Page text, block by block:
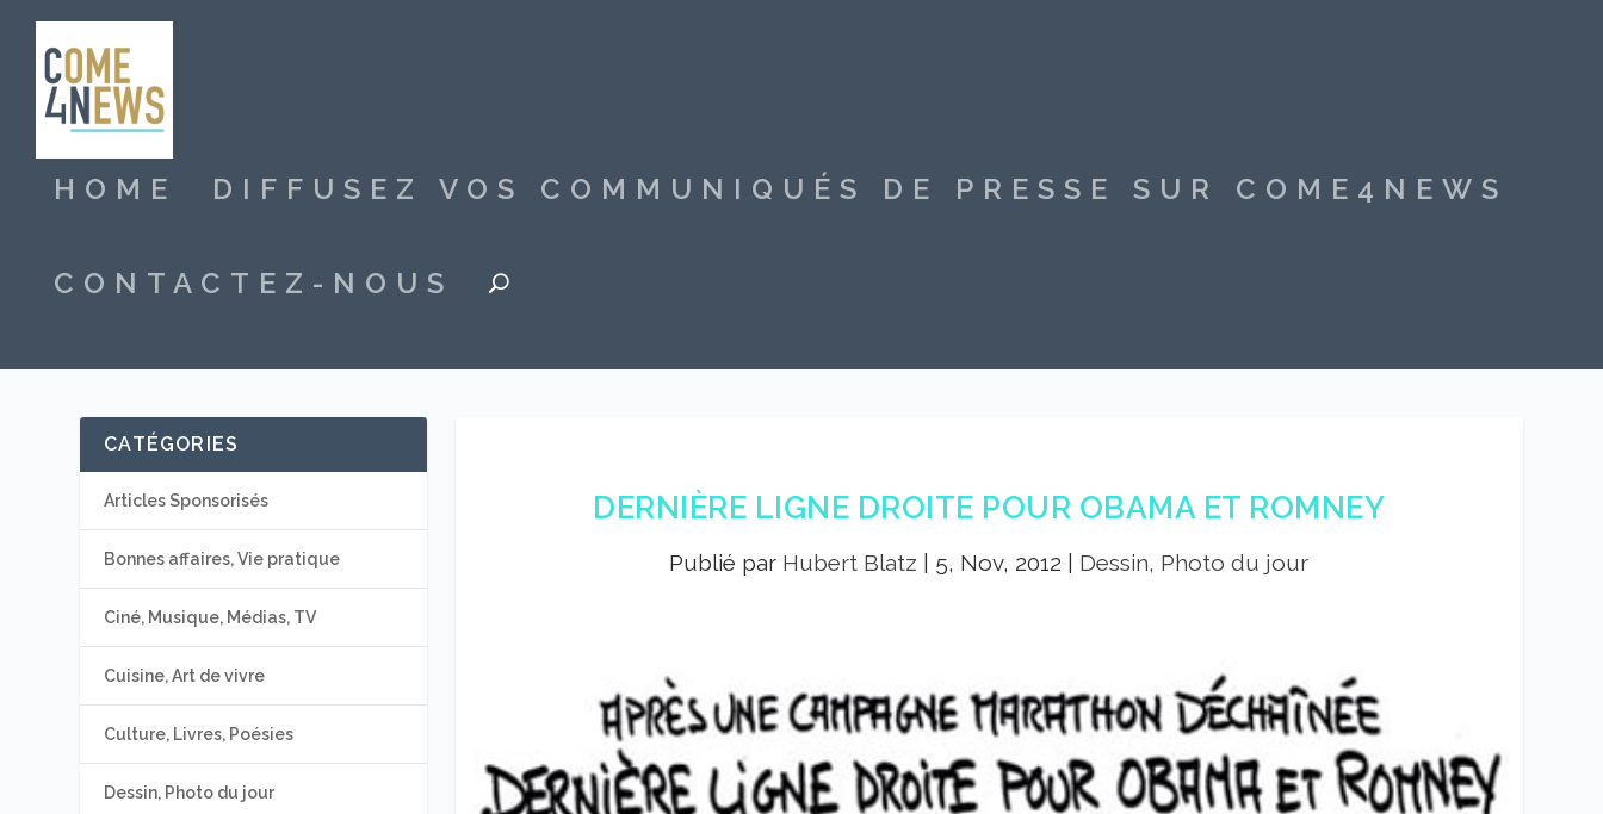
HOME DIFFUSEZ VOS COMMUNIQUÉS DE PRESSE SUR COME4NEWS
CONTACTEZ-NOUS
DERNIÈRE LIGNE DROITE POUR OBAMA ET ROMNEY
Publié par Hubert Blatz 5, Nov, 2012 Dessin, Photo du jour
CATÉGORIES
Articles Sponsorisés
Bonnes affaires, Vie pratique
Ciné, Musique, Médias, TV
Cuisine, Art de vivre
Culture, Livres, Poésies
Dessin, Photo du jour